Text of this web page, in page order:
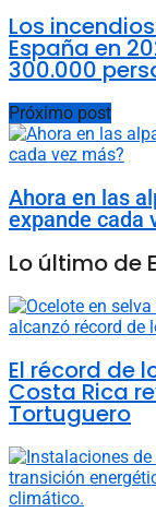
Los
España en
300.000
Próximo post
Ahora en las
expande cada
Lo último de
El récord de
Costa Rica
Tortuguero